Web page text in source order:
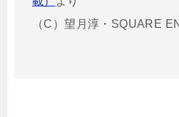
（C）望月淳・SQUARE